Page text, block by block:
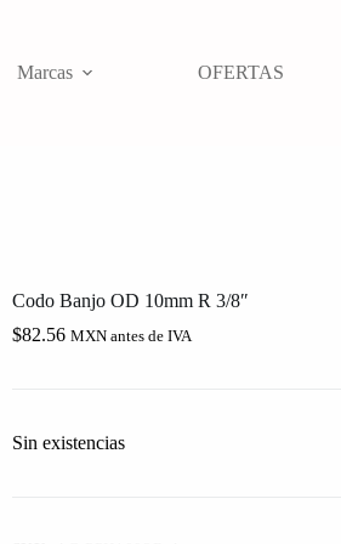
Marcas OFERTAS
Codo Banjo OD 10mm R 3/8″
$82.56 MXN antes de IVA
Sin existencias